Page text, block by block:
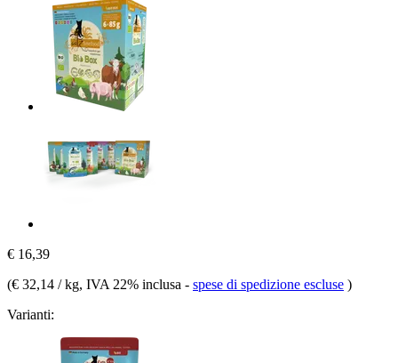
€ 16,39
(€ 32,14 / kg, IVA 22% inclusa - spese di spedizione escluse )
Varianti: